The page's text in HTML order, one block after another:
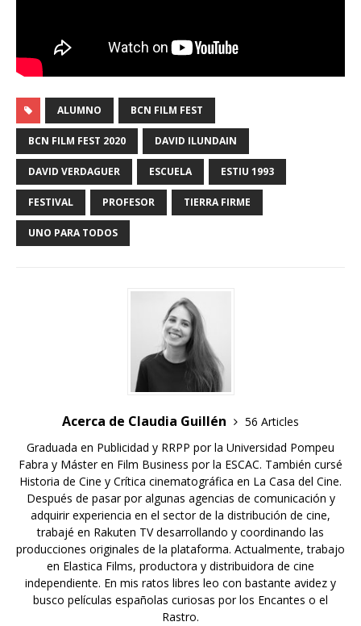
ALUMNO BCN FILM FEST
BCN FILM FEST 2020 DAVID ILUNDAIN
DAVID VERDAGUER ESCUELA ESTIU 1993
FESTIVAL PROFESOR TIERRA FIRME
UNO PARA TODOS
Acerca de Claudia Guillén
56 Articles
Graduada en Publicidad y RRPP por la Universidad Pompeu
Fabra y Máster en Film Business por la ESCAC. También cursé
Historia de Cine y Crítica cinematográfica en La Casa del Cine.
Después de pasar por algunas agencias de comunicación y
adquirir experiencia en el sector de la distribución de cine,
trabajé en Rakuten TV desarrollando y coordinando las
producciones originales de la plataforma. Actualmente, trabajo
en Elastica Films, productora y distribuidora de cine
independiente. En mis ratos libres leo con bastante avidez y
busco películas españolas curiosas por los Encantes o el
Rastro.